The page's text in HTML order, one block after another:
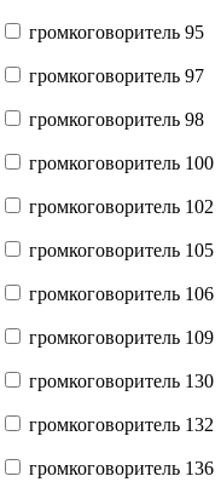
громкоговоритель 95
громкоговоритель 97
громкоговоритель 98
громкоговоритель 100
громкоговоритель 102
громкоговоритель 105
громкоговоритель 106
громкоговоритель 109
громкоговоритель 130
громкоговоритель 132
громкоговоритель 136